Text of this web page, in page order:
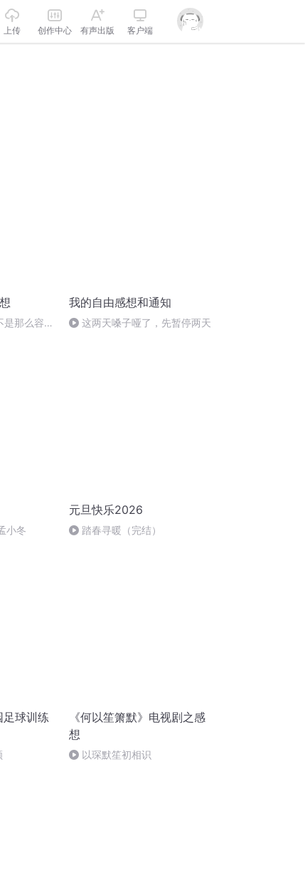
上传 创作中心 有声出版 客户端
是那么容易
我的自由感想和通知
这两天嗓子哑了，先暂停两天
小冬
元旦快乐2026
踏春寻暖（完结）
球训练
《何以笙箫默》电视剧之感
想
以琛默笙初相识